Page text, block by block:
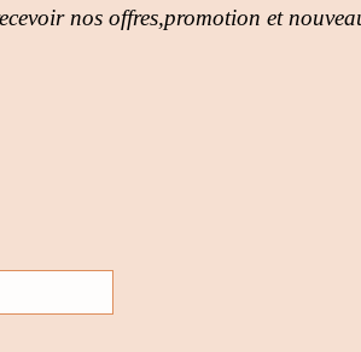
nos offres,promotion et